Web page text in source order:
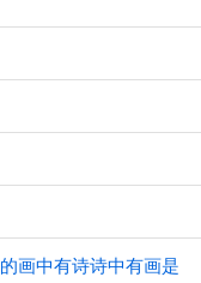
画中有诗诗中有画是